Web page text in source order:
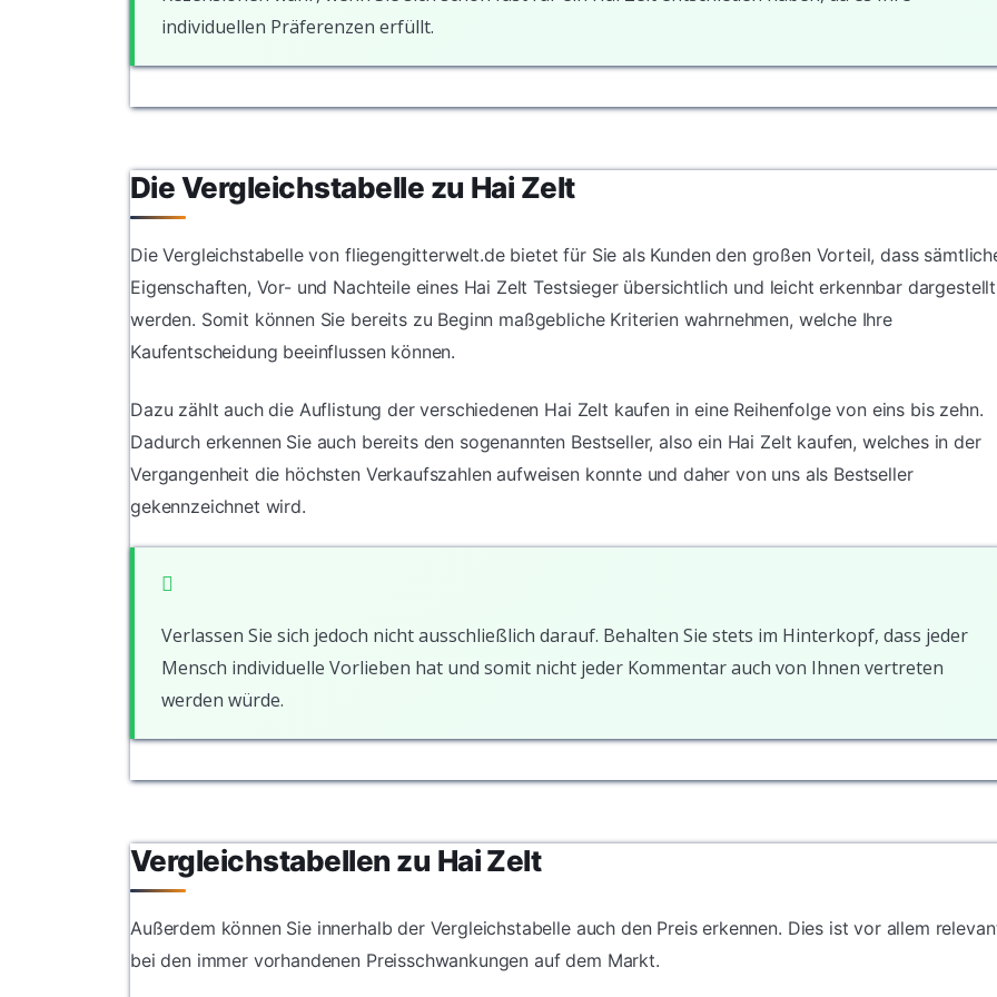
individuellen Präferenzen erfüllt.
Die Vergleichstabelle zu Hai Zelt
Die Vergleichstabelle von fliegengitterwelt.de bietet für Sie als Kunden den großen Vorteil, dass
Eigenschaften, Vor- und Nachteile eines Hai Zelt Testsieger übersichtlich und leicht erkennbar dargestellt
werden. Somit können Sie bereits zu Beginn maßgebliche Kriterien wahrnehmen, welche Ihre
Kaufentscheidung beeinflussen können.
Dazu zählt auch die Auflistung der verschiedenen Hai Zelt kaufen in eine Reihenfolge von eins bis zehn.
Dadurch erkennen Sie auch bereits den sogenannten Bestseller, also ein Hai Zelt kaufen, welches in der
Vergangenheit die höchsten Verkaufszahlen aufweisen konnte und daher von uns als Bestseller
gekennzeichnet wird.
Verlassen Sie sich jedoch nicht ausschließlich darauf. Behalten Sie stets im Hinterkopf, dass jeder
Mensch individuelle Vorlieben hat und somit nicht jeder Kommentar auch von Ihnen vertreten
werden würde.
Vergleichstabellen zu Hai Zelt
Außerdem können Sie innerhalb der Vergleichstabelle auch den Preis erkennen. Dies ist vor allem
bei den immer vorhandenen Preisschwankungen auf dem Markt.